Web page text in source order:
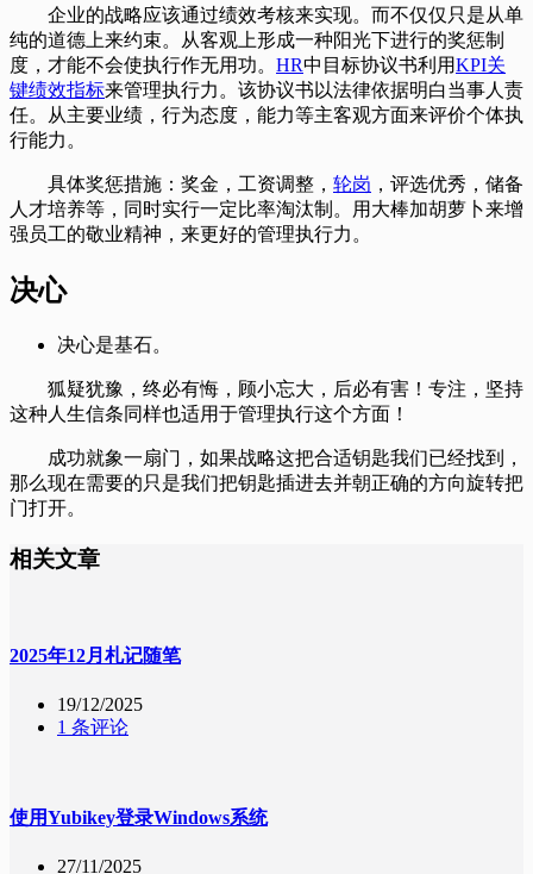
企业的战略应该通过绩效考核来实现。而不仅仅只是从单
纯的道德上来约束。从客观上形成一种阳光下进行的奖惩制
度，才能不会使执行作无用功。 HR中目标协议书利用KPI关
键绩效指标来管理执行力。该协议书以法律依据明白当事人责
任。从主要业绩，行为态度，能力等主客观方面来评价个体执
行能力。
具体奖惩措施：奖金，工资调整， 轮岗 ，评选优秀，储备
人才培养等，同时实行一定比率淘汰制。用大棒加胡萝卜来增
强员工的敬业精神，来更好的管理执行力。
决心
决心是基石。
狐疑犹豫，终必有悔，顾小忘大，后必有害！专注，坚持
这种人生信条同样也适用于管理执行这个方面！
成功就象一扇门，如果战略这把合适钥匙我们已经找到，
那么现在需要的只是我们把钥匙插进去并朝正确的方向旋转把
门打开。
相关文章
2025年12月札记随笔
19/12/2025
1 条评论
使用Yubikey登录Windows系统
27/11/2025